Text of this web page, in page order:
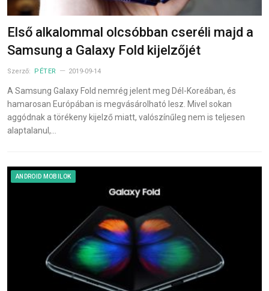
Első alkalommal olcsóbban cseréli majd a
Samsung a Galaxy Fold kijelzőjét
Szerző: PÉTER 2019-09-14
A Samsung Galaxy Fold nemrég jelent meg Dél-Koreában, és
hamarosan Európában is megvásárolható lesz. Mivel sokan
aggódnak a törékeny kijelző miatt, valószínűleg nem is teljesen
alaptalanul,…
ANDROID MOBILOK